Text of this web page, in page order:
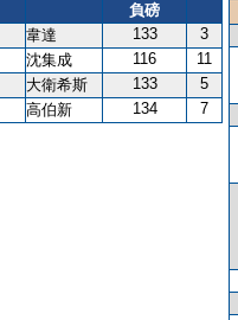
負磅
韋達 133
3
沈集成 116
11
大衛希斯 133
5
高伯新 134 7